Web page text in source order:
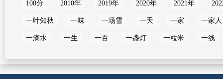
100分 2010年 2019年 2020年 2021年
一叶知秋 一味 一场雪 一天 一家 一家人
一滴水 一生 一百 一盏灯 一粒米 一线